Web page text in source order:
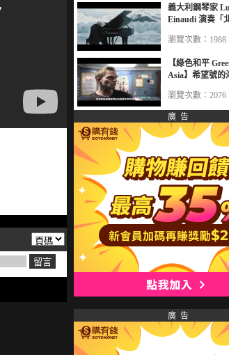
義大利鋼琴家
Einaudi 演奏「
瀏覽次數：1988
【綠色和平
Asia】希望號的
瀏覽次數：2076
廣 告
廣 告